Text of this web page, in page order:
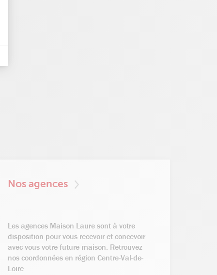
Nos agences
Les agences Maison Laure sont à votre
disposition pour vous recevoir et concevoir
avec vous votre future maison. Retrouvez
nos coordonnées en région Centre-Val-de-
Loire